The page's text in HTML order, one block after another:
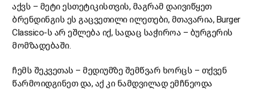
აქვს – მეტი ესთეტიკისთვის, მაგრამ დაივიწყეთ
ბრენდინგის ეს გაცვეთილი ილეთები, მთავარია, Burger
Classico-ს არ ეშლება იქ, სადაც საჭიროა – ბურგერის
მომზადებაში.
ჩემს შეკვეთას – მედიუმზე შემწვარ ხორცს – თქვენ
წარმოიდგინეთ და, აქ კი ნამდვილად ემჩნეოდა